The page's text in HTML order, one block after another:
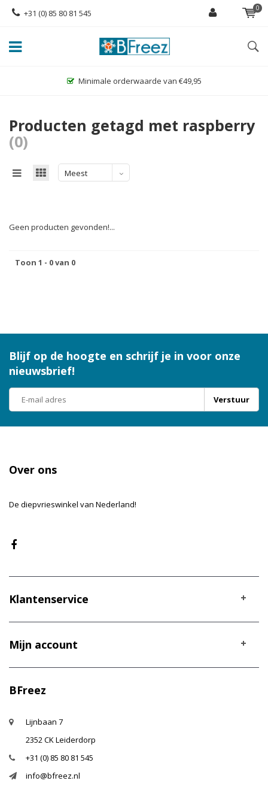
+31 (0) 85 80 81 545 0
Minimale orderwaarde van €49,95
Producten getagd met raspberry
(0)
Meest
Geen producten gevonden!...
Toon 1 - 0 van 0
Blijf op de hoogte en schrijf je in voor onze
nieuwsbrief!
Verstuur
Over ons
De diepvrieswinkel van Nederland!
Klantenservice
Mijn account
BFreez
Lijnbaan 7
2352 CK Leiderdorp
+31 (0) 85 80 81 545
info@bfreez.nl